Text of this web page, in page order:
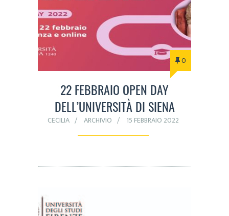
0
22 FEBBRAIO OPEN DAY
DELL’UNIVERSITÀ DI SIENA
CECILIA ARCHIVIO 15 FEBBRAIO 2022